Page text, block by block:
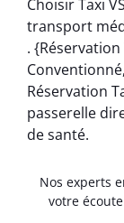
Choisir Taxi
transport
. {Réservation
Réservation
passerelle
de santé.
Nos experts
votre